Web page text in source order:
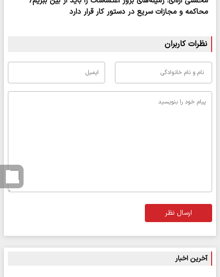
محاکمه و مجازات سریع در دستور کار قرار دارد
نظرات کاربران
ارسال نظر
آخرین اخبار